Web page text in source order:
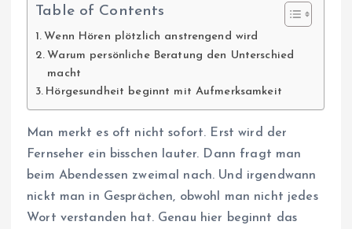
Table of Contents
Wenn Hören plötzlich anstrengend wird
Warum persönliche Beratung den Unterschied
macht
Hörgesundheit beginnt mit Aufmerksamkeit
Man merkt es oft nicht sofort. Erst wird der
Fernseher ein bisschen lauter. Dann fragt man
beim Abendessen zweimal nach. Und irgendwann
nickt man in Gesprächen, obwohl man nicht jedes
Wort verstanden hat. Genau hier beginnt das